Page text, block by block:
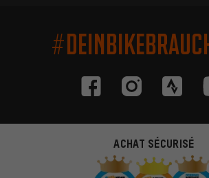
ACHAT SÉCURISÉ